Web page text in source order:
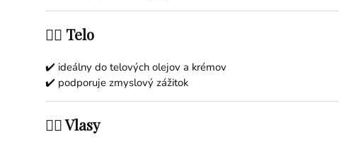
💆‍♀️ Telo
✔️ ideálny do telových olejov a krémov
✔️ podporuje zmyslový zážitok
💇‍♀️ Vlasy